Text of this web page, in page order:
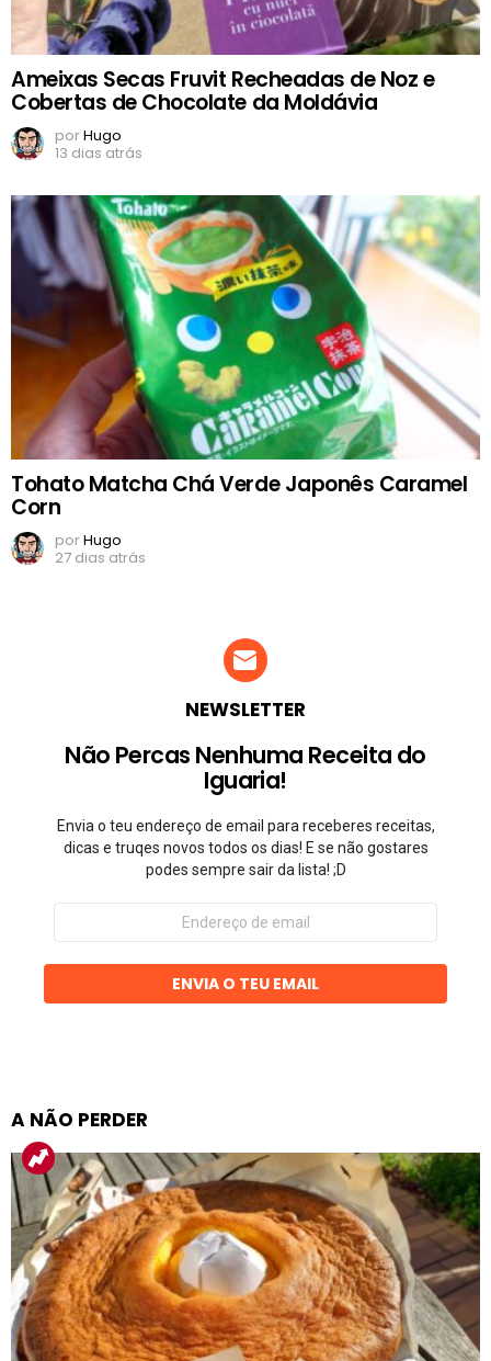
Ameixas Secas Fruvit Recheadas de Noz e
Cobertas de Chocolate da Moldávia
porHugo
13 dias atrás
Tohato Matcha Chá Verde Japonês Caramel
Corn
porHugo
27 dias atrás
NEWSLETTER
Não Percas Nenhuma Receita do
Iguaria!
Envia o teu endereço de email para receberes receitas,
dicas e truqes novos todos os dias! E se não gostares
podes sempre sair da lista! ;D
Endereço
email
ENVIA O TEU EMAIL
A NÃO PERDER